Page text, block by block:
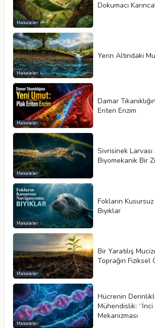
Makaleler
​​Dokumacı
Makaleler
Yerin Altındaki
Makaleler
Damar
Eriten Enzim
Makaleler
Sivrisinek
Biyomekanik Bir
Makaleler
Fokların
Bıyıklar
Makaleler
Bir Yaratılış
Toprağın Fiziksel
Makaleler
Hücrenin
Mühendislik: “İnci
Mekanizması